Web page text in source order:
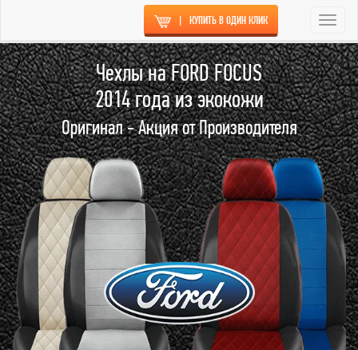
| КУПИТЬ В ОДИН КЛИК
Чехлы на FORD FOCUS
2014 года из экокожи
Оригинал - Акция от Производителя